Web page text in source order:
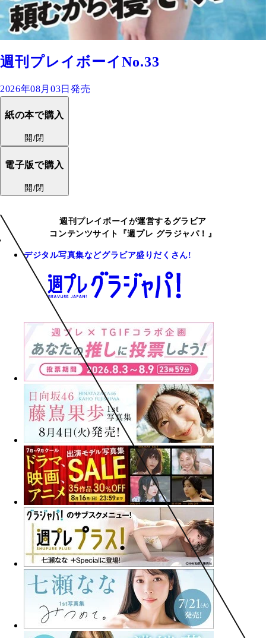
週刊プレイボーイNo.33
2026年08月03日発売
紙の本で購入
開/閉
電子版で購入
開/閉
週刊プレイボーイが運営するグラビア
コンテンツサイト『週プレ グラジャパ！』
デジタル写真集などグラビア盛りだくさん!